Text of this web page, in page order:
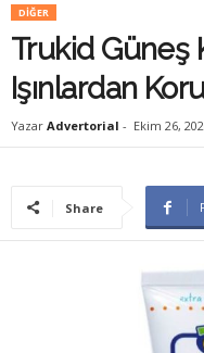
DIĞER
Trukid Güneş
Işınlardan
Yazar Advertorial - Ekim 26,
Share